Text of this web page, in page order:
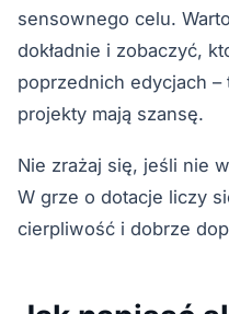
sensownego celu.
dokładnie i zobaczyć,
poprzednich edycjach
projekty mają szansę.
Nie zrażaj się, jeśli nie
W grze o dotacje liczy
cierpliwość i dobrze